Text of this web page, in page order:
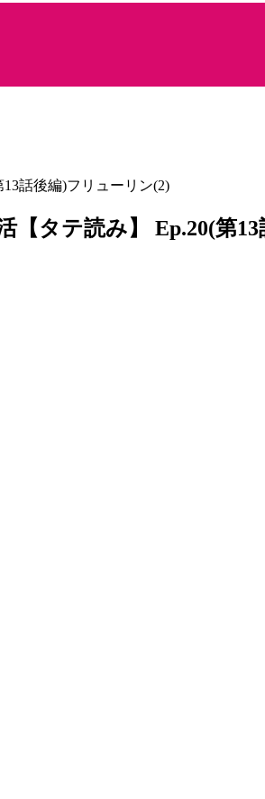
話後編)フリューリン(2)
タテ読み】 Ep.20(第